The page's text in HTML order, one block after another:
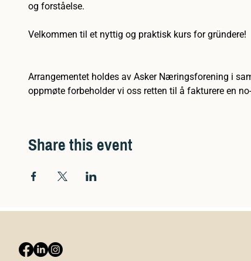
og forståelse.
Velkommen til et nyttig og praktisk kurs for gründere!
Arrangementet holdes av Asker Næringsforening i
oppmøte forbeholder vi oss retten til å fakturere en
Share this event